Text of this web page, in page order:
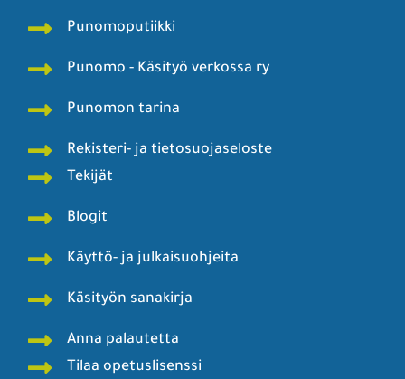
Punomoputiikki
Punomo - Käsityö verkossa ry
Punomon tarina
Rekisteri- ja tietosuojaseloste
Tekijät
Blogit
Käyttö- ja julkaisuohjeita
Käsityön sanakirja
Anna palautetta
Tilaa opetuslisenssi